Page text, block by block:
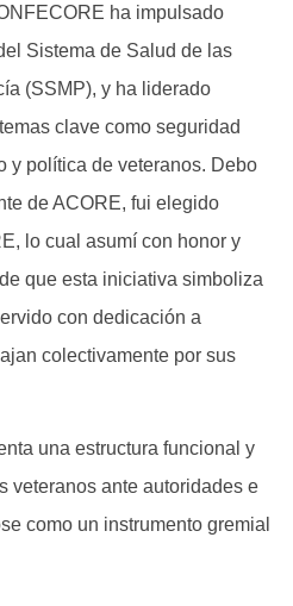
ha impulsado
Sistema de Salud de las
(SSMP), y ha liderado
clave como seguridad
y política de veteranos. Debo
de ACORE, fui elegido
lo cual asumí con honor y
que esta iniciativa simboliza
con dedicación a
colectivamente por sus
una estructura funcional y
veteranos ante autoridades e
como un instrumento gremial